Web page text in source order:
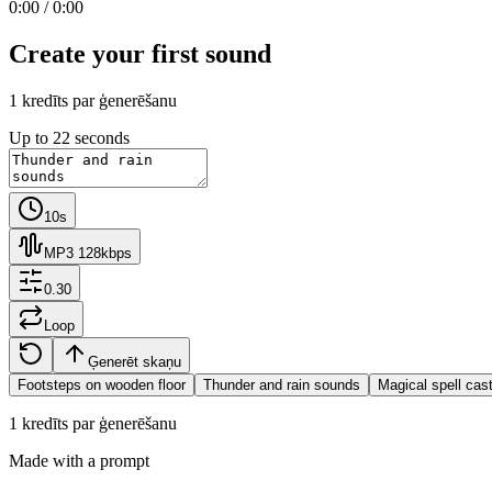
0:00 /0:00
Create your first sound
1 kredīts par ģenerēšanu
Up to 22 seconds
10s
MP3 128kbps
0.30
Loop
Ģenerēt skaņu
Footsteps on wooden floor
Thunder and rain sounds Magical spell
1 kredīts par ģenerēšanu
Made with a prompt